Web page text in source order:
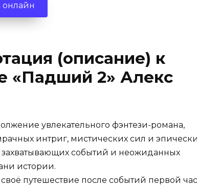
онлайн
(описание) к
«Падший 2» Алекс
увлекательного фэнтези-романа,
интриг, мистических сил и
событий и неожиданных
истории.
путешествие после событий первой